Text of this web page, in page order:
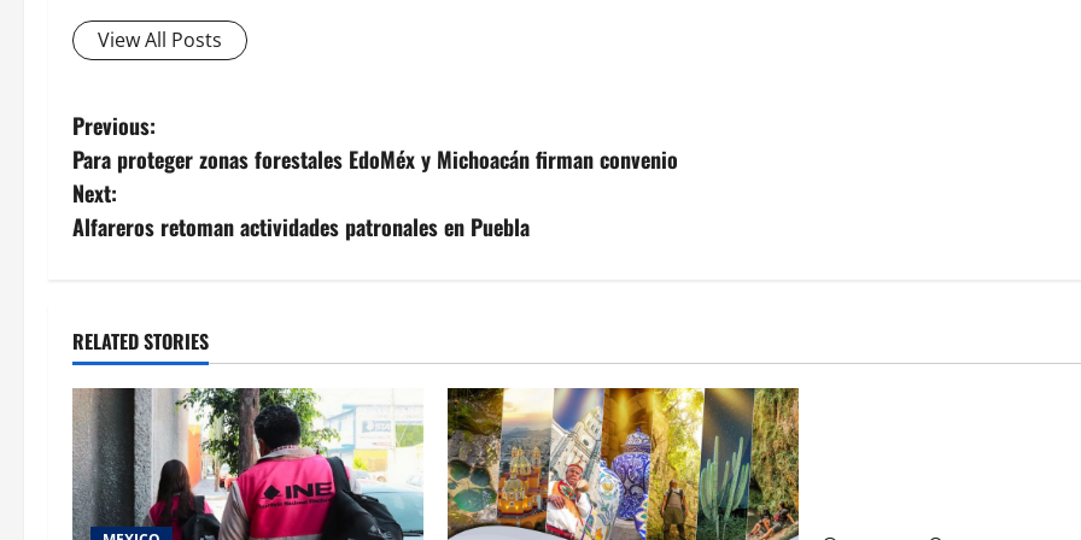
View All Posts
Post
navigation
Previous:
Para proteger zonas forestales EdoMéx y Michoacán firman convenio
Next:
Alfareros retoman actividades patronales en Puebla
RELATED STORIES